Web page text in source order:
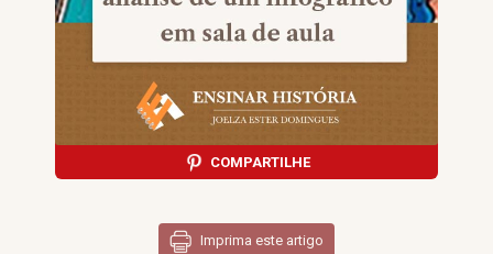
COMPARTILHE
Imprima este artigo